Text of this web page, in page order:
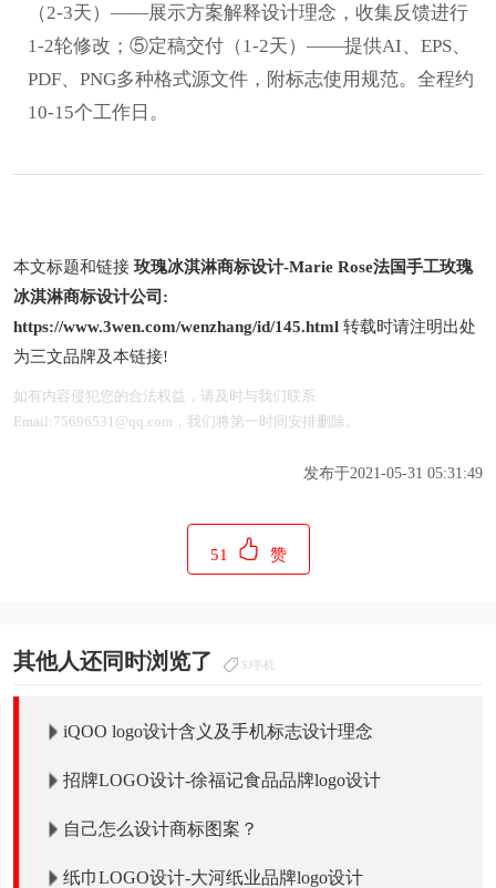
（2-3天）——展示方案解释设计理念，收集反馈进行
1-2轮修改；⑤定稿交付（1-2天）——提供AI、EPS、
PDF、PNG多种格式源文件，附标志使用规范。全程约
10-15个工作日。
本文标题和链接 玫瑰冰淇淋商标设计-Marie Rose法国手工玫瑰
冰淇淋商标设计公司:
https://www.3wen.com/wenzhang/id/145.html 转载时请注明出处
为三文品牌及本链接!
如有内容侵犯您的合法权益，请及时与我们联系
Email:75696531@qq.com，我们将第一时间安排删除。
发布于2021-05-31 05:31:49
51 赞
其他人还同时浏览了 SJ手机
iQOO logo设计含义及手机标志设计理念
招牌LOGO设计-徐福记食品品牌logo设计
自己怎么设计商标图案？
纸巾LOGO设计-大河纸业品牌logo设计